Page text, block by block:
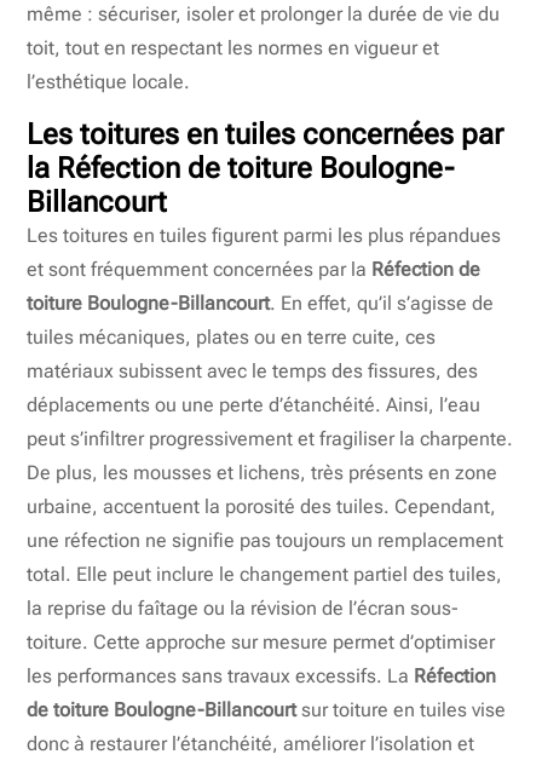
même : sécuriser, isoler et prolonger la durée de vie du
toit, tout en respectant les normes en vigueur et
l’esthétique locale.
Les toitures en tuiles concernées par
la Réfection de toiture Boulogne-
Billancourt
Les toitures en tuiles figurent parmi les plus répandues
et sont fréquemment concernées par la Réfection de
toiture Boulogne-Billancourt. En effet, qu’il s’agisse de
tuiles mécaniques, plates ou en terre cuite, ces
matériaux subissent avec le temps des fissures, des
déplacements ou une perte d’étanchéité. Ainsi, l’eau
peut s’infiltrer progressivement et fragiliser la charpente.
De plus, les mousses et lichens, très présents en zone
urbaine, accentuent la porosité des tuiles. Cependant,
une réfection ne signifie pas toujours un remplacement
total. Elle peut inclure le changement partiel des tuiles,
la reprise du faîtage ou la révision de l’écran sous-
toiture. Cette approche sur mesure permet d’optimiser
les performances sans travaux excessifs. La Réfection
de toiture Boulogne-Billancourtsur toiture en tuiles vise
donc à restaurer l’étanchéité, améliorer l’isolation et